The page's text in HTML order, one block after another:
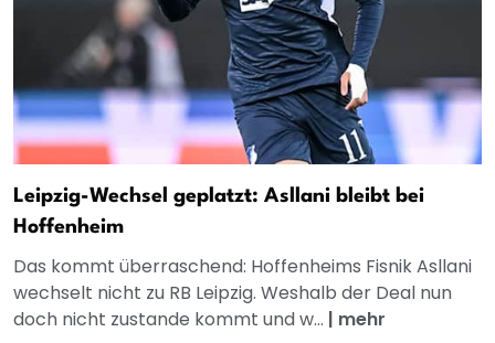
Leipzig-Wechsel geplatzt: Asllani bleibt bei
Hoffenheim
Das kommt überraschend: Hoffenheims Fisnik Asllani
wechselt nicht zu RB Leipzig. Weshalb der Deal nun
doch nicht zustande kommt und w... | mehr